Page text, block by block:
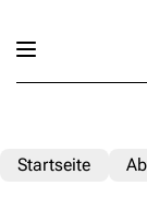
Startseite